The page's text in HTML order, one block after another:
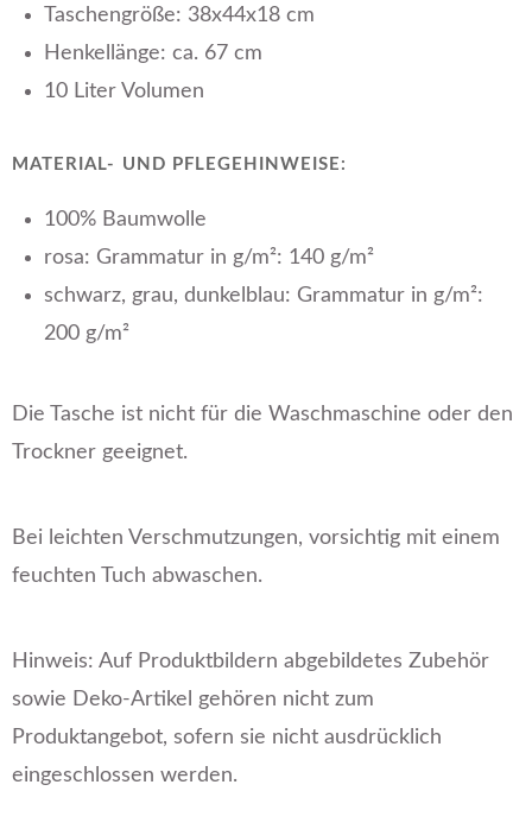
Taschengröße: 38x44x18 cm
Henkellänge: ca. 67 cm
10 Liter Volumen
MATERIAL- UND PFLEGEHINWEISE:
100% Baumwolle
rosa: Grammatur in g/m²: 140 g/m²
schwarz, grau, dunkelblau: Grammatur in g/m²:
200 g/m²
Die Tasche ist nicht für die Waschmaschine oder den
Trockner geeignet.
Bei leichten Verschmutzungen, vorsichtig mit einem
feuchten Tuch abwaschen.
Hinweis: Auf Produktbildern abgebildetes Zubehör
sowie Deko-Artikel gehören nicht zum
Produktangebot, sofern sie nicht ausdrücklich
eingeschlossen werden.